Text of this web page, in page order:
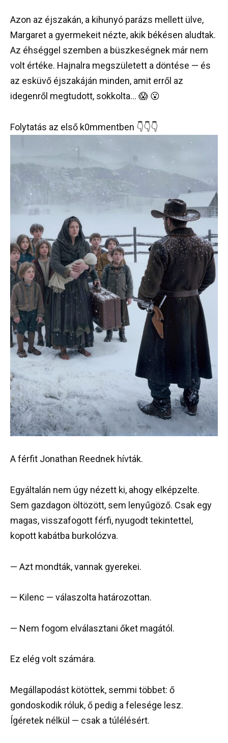
Azon az éjszakán, a kihunyó parázs mellett ülve,
Margaret a gyermekeit nézte, akik békésen aludtak.
Az éhséggel szemben a büszkeségnek már nem
volt értéke. Hajnalra megszületett a döntése — és
az esküvő éjszakáján minden, amit erről az
idegenről megtudott, sokkolta… 😱 😮
Folytatás az első k0mmentben 👇👇👇
A férfit Jonathan Reednek hívták.
Egyáltalán nem úgy nézett ki, ahogy elképzelte.
Sem gazdagon öltözött, sem lenyűgöző. Csak egy
magas, visszafogott férfi, nyugodt tekintettel,
kopott kabátba burkolózva.
— Azt mondták, vannak gyerekei.
— Kilenc — válaszolta határozottan.
— Nem fogom elválasztani őket magától.
Ez elég volt számára.
Megállapodást kötöttek, semmi többet: ő
gondoskodik róluk, ő pedig a felesége lesz.
Ígéretek nélkül — csak a túlélésért.